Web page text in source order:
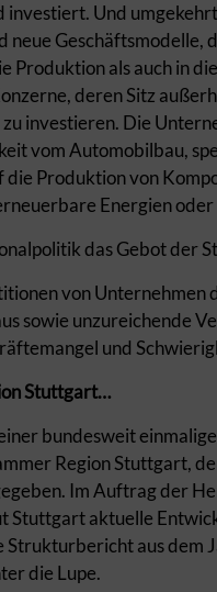
investiert. Und
neue
Produktion als auch in
deren Sitz
investieren. Die
vom Automobilbau,
die Produktion von
Energien
das Gebot der
von
sowie unzureichende
und
Stuttgart…
bundesweit
Region Stuttgart,
Im Auftrag der
Stuttgart aktuelle
aus dem
die Lupe.